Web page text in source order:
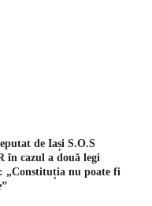
de Iași S.O.S
în cazul a două legi
„Constituția nu poate fi